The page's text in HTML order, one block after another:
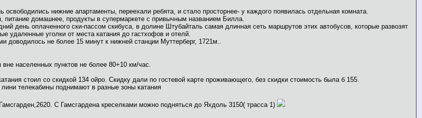
нижние апартаменты, переехали ребята, и стало просторнее- у каждого появилась отдельная комната.
питание домашнее, продукты в супермаркете с привычным названием Билла.
день оплаченного ски-пассом скибуса, в долине Штубайталь самая длинная сеть маршрутов этих автобусов, которые развозят
удаленные уголки от места катания до гастхофов и отелй.
доводилось не более 15 минут к нижней станции Муттерберг, 1721м..
вне населенных пунктов не более 80+10 км/час.
стоил со скидкой 134 ойро. Скидку дали по гостевой карте проживающего, без скидки стоимость была б 155.
телекабины поднимают в разные зоны катания
С Гамсгардена креселками можно подняться до Яхдоль 3150( трасса 1)